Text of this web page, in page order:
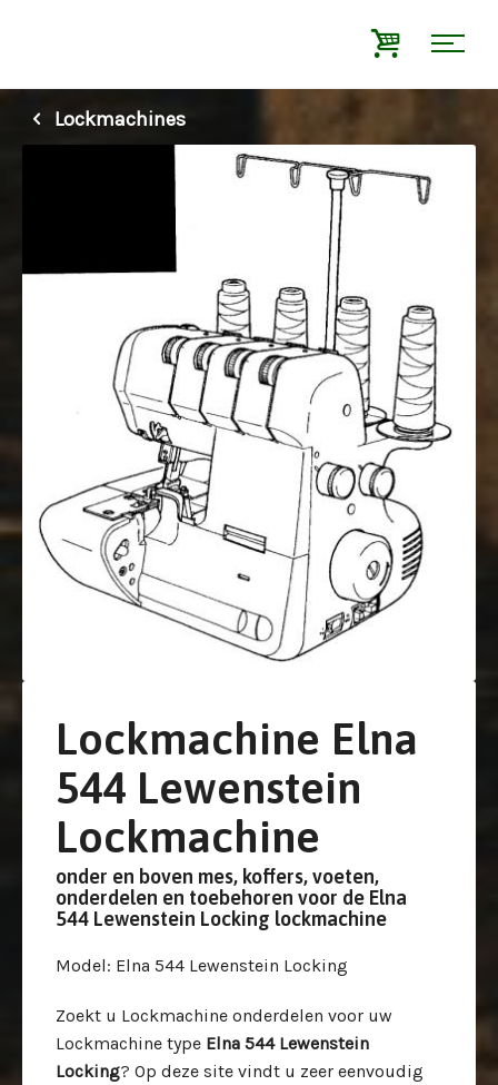
Lockmachines
Lockmachine Elna
544 Lewenstein
Lockmachine
onder en boven mes, koffers, voeten,
onderdelen en toebehoren voor de Elna
544 Lewenstein Locking lockmachine
Model: Elna 544 Lewenstein Locking
Zoekt u Lockmachine onderdelen voor uw
Lockmachine type Elna 544 Lewenstein
Locking? Op deze site vindt u zeer eenvoudig